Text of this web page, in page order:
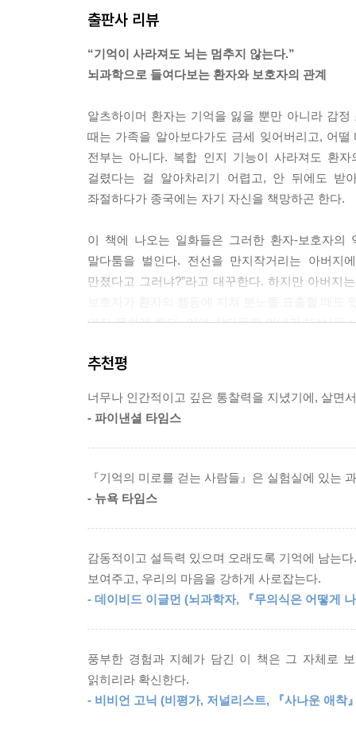
게 부엌칼을 서랍에 넣은 것은 “이렇게 하면 내가
배우자나 친척이 암에 걸렸을 때 어떤 일이 일어
며-환자 탓은 아니지만-보호자가 따라올 수 없는
자는 보호자가 어떤 일을 겪는지 전혀 짐작하지 못
---pp.132-133 「6장 「매일이 일요일이라면」 중
내가 말했다. “그렇게 간단한 문제가 아니에요.
많은 간병인이 같은 표정을 지어 보였다. 대부분
다. 물론 그렇지만, 그렇다고 해서 피해자가 무력
할 수 있고 우리를 언쟁에 끌어들일 수 있다. 그럼
언제일까? 이것은 보호자들을 늘 따라다니는 윤
주 간병인을 들이기까지 너무 오래 뜸들이는 이
계속해서 우리 눈에 보이는 한 누군가의 선택권
알츠하이머병을 보고 받아들이는 것을 그토록
게 하는 바로 그 직관이다. 우리로 하여금 취약한
---p.237 「맺음말」 중에서
출판사 리뷰
“기억이 사라져도 뇌는 멈추지 않는다.”
뇌과학으로 들여다보는 환자와 보호자의 관계
알츠하이머 환자는 기억을 잃을 뿐만 아니라 감
때는 가족을 알아보다가도 금세 잊어버리고, 어
전부는 아니다. 복합 인지 기능이 사라져도 환
걸렸다는 걸 알아차리기 어렵고, 안 뒤에도 받
좌절하다가 종국에는 자기 자신을 책망하곤 한다.
이 책에 나오는 일화들은 그러한 환자-보호자
말다툼을 벌인다. 전선을 만지작거리는 아버지
만졌다고 그러냐?”라고 대꾸한다. 하지만 아버지
열지 못하게 한다. 이에 참다못한 아내가 “당신을
저자는 보호자가 환자의 행동을 바꾸려 하고 환
말한다. 우리의 의식은 타인에게 의사와 자유의
의도가 있으며 고집을 부린다고 생각하기도 한
보호자가 고충을 겪는 또다른 핵심 원인은 바로
행동을 모두 수용하는 것은 거의 불가능에 가깝
광기의 일부가 되어간다. 정상적인 뇌가 병에
돌봤어야 한다고 자책한다. 그러나 문제는 보호
어려움을 이해하는 것이었다. 이 반응들이 거의
받았다.
실제로 보호자의 이야기를 듣고 뇌에 대한 연구를
적합하지 않다는 생각이 커졌다. 이런 신경학적
추천평
너무나 인간적이고 깊은 통찰력을 지녔기에, 살면
- 파이낸셜 타임스
『기억의 미로를 걷는 사람들』은 실험실에 있는
- 뉴욕 타임스
감동적이고 설득력 있으며 오래도록 기억에 남는
보여주고, 우리의 마음을 강하게 사로잡는다.
- 데이비드 이글먼 (뇌과학자, 『무의식은 어떻게
풍부한 경험과 지혜가 담긴 이 책은 그 자체로
읽히리라 확신한다.
- 비비언 고닉 (비평가, 저널리스트, 『사나운 애착